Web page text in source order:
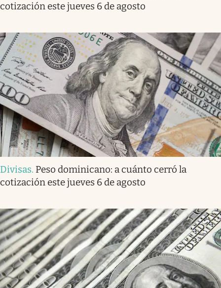
cotización este jueves 6 de agosto
Divisas. Peso dominicano: a cuánto cerró la
cotización este jueves 6 de agosto